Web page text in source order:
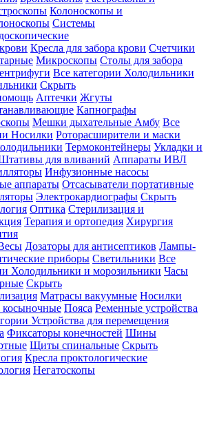
Колоноскопы и
Системы
Кресла для забора крови Счетчики
Микроскопы Столы для забора
Все категории Холодильники
Скрыть
Аптечки Жгуты
Капнографы
Мешки дыхательные Амбу Все
Носилки Роторасширители и маски
Термоконтейнеры Укладки и
для вливаний Аппараты ИВЛ
Инфузионные насосы
аппараты Отсасыватели портативные
Электрокардиографы Скрыть
Оптика Стерилизация и
Терапия и ортопедия Хирургия
Дозаторы для антисептиков Лампы-
приборы Светильники Все
Холодильники и морозильники Часы
Скрыть
Матрасы вакуумные Носилки
косыночные Пояса Ременные устройства
Устройства для перемещения
Фиксаторы конечностей Шины
Щиты спинальные Скрыть
Кресла проктологические
Негатоскопы